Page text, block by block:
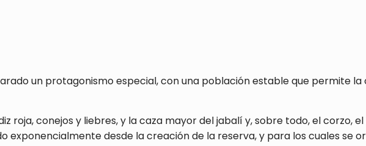
un protagonismo especial, con una población estable que permite la
roja, conejos y liebres, y la caza mayor del jabalí y, sobre todo, el corzo,
exponencialmente desde la creación de la reserva, y para los cuales se